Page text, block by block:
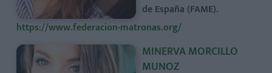
de España (FAME).
https://www.federacion-matronas.org/
MINERVA MORCILLO
MUNOZ